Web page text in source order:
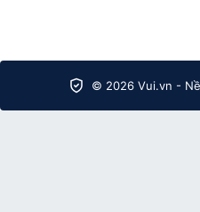
© 2026 Vui.vn -